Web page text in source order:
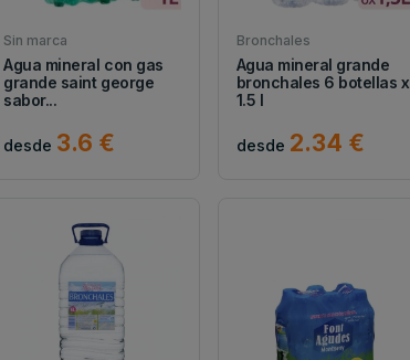
Sin marca
Agua mineral con gas
grande saint george
sabor...
desde 3.6 €
Bronchales
Agua mineral grande
bronchales 6 botellas x
1.5 l
desde 2.34 €